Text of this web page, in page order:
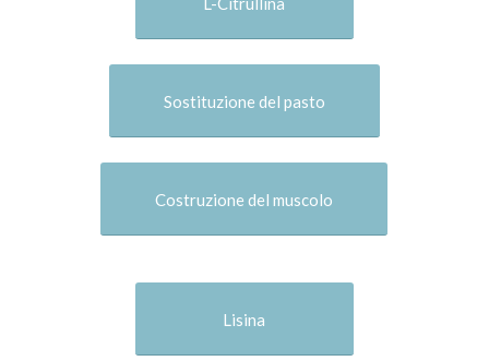
Sostituzione del pasto
Costruzione del muscolo
Lisina